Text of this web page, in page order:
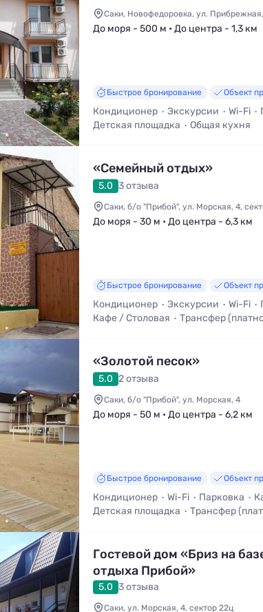
Саки, Новофедоровка, ул. Прибрежная,
До моря - 500 м • До центра - 1,3 км
Быстрое бронирование Объект
Кондиционер Экскурсии Wi-Fi
Детская площадка
Общая кухня
«Семейный отдых»
5.0 3 отзыва
Саки, б/о "Прибой", ул. Морская, 4,
До моря - 30 м • До центра - 6,3 км
Быстрое бронирование Объект
Кондиционер Экскурсии Wi-Fi
Кафе / Столовая
Трансфер
«Золотой песок»
5.0 2 отзыва
Саки, б/о "Прибой", ул. Морская, 4
До моря - 50 м • До центра - 6,2 км
Быстрое бронирование Объект
Кондиционер Wi-Fi Парковка
Детская площадка
Трансфер
Гостевой дом «Бриз на
отдыха Прибой»
5.0 3 отзыва
Саки, ул. Морская, 4, сектор 22ц